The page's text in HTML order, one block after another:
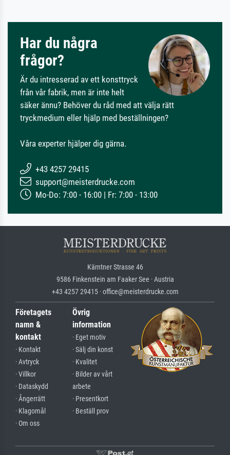
Har du några
frågor?
Är du intresserad av ett konsttryck
från vår fabrik, men är inte helt
säker ännu? Behöver du råd med att välja rätt
tryckmedium eller hjälp med beställningen?
Våra experter hjälper dig gärna.
+43 4257 29415
support@meisterdrucke.com
Mo-Do: 7:00 - 16:00 | Fr: 7:00 - 13:00
Kärntner Strasse 46
9586 Finkenstein am Faaker See · Austria
+43 4257 29415 · office@meisterdrucke.com
Företagets
namn &
kontakt
· Kontakt
· Avtryck
· Villkor
· Dataskydd
· Ångerrätt
· Klagomål
· Om oss
Övrig
information
· Eget motiv
· Sälj din konst
· Kvalitet
· Bilder av vårt
arbete
· Presentkort
· Beställ prov